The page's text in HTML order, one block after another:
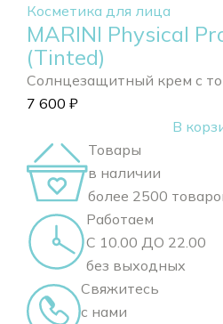
Косметика для лица
MARINI Physical
(Tinted)
Солнцезащитный крем с
7 600 ₽
В
Товары
в наличии
более 2500
Работаем
С 10.00 ДО 22.00
без выходных
Свяжитесь
с нами